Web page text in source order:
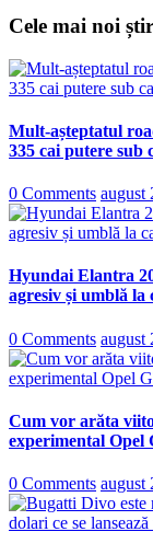
Cele mai noi
Mult-așteptatul
335 cai putere sub
0 Comments august
Hyundai Elantra
agresiv și umblă
0 Comments august
Cum vor arăta
experimental Opel
0 Comments august